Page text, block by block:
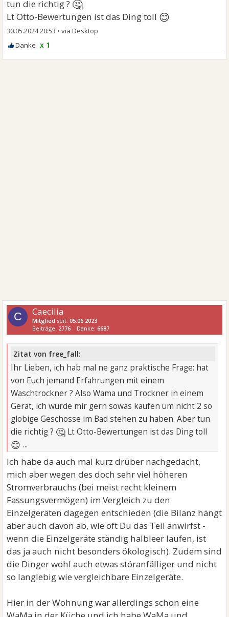
tun die richtig ? 🤔
Lt Otto-Bewertungen ist das Ding toll 😊
30.05.2024 20:53 •
x 1
C Caecilia
Mitglied seit:05.06.2023
Beiträge: 2776 Danke:6687
Zitat von free_fall:
Ihr Lieben, ich hab mal ne ganz praktische Frage: hat
von Euch jemand Erfahrungen mit einem
Waschtrockner ? Also Wama und Trockner in einem
Gerät, ich würde mir gern sowas kaufen um nicht 2 so
globige Geschosse im Bad stehen zu haben. Aber tun
die richtig ? 🤔 Lt Otto-Bewertungen ist das Ding toll
😊 ...
Ich habe da auch mal kurz drüber nachgedacht,
mich aber wegen des doch sehr viel höheren
Stromverbrauchs (bei meist recht kleinem
Fassungsvermögen) im Vergleich zu den
Einzelgeräten dagegen entschieden (die Bilanz hängt
aber auch davon ab, wie oft Du das Teil anwirfst -
wenn die Einzelgeräte ständig halbleer laufen, ist
das ja auch nicht besonders ökologisch). Zudem sind
die Dinger wohl auch etwas störanfälliger und nicht
so langlebig wie vergleichbare Einzelgeräte.
Hier in der Wohnung war allerdings schon eine